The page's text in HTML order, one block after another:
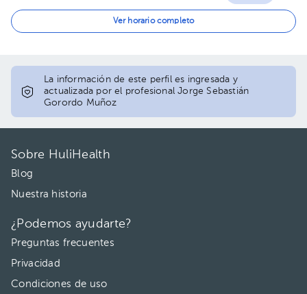
11:30 am
Ver horario completo
La información de este perfil es ingresada y
actualizada por el profesional Jorge Sebastián
Gorordo Muñoz
Sobre HuliHealth
Blog
Nuestra historia
¿Podemos ayudarte?
Preguntas frecuentes
Privacidad
Condiciones de uso